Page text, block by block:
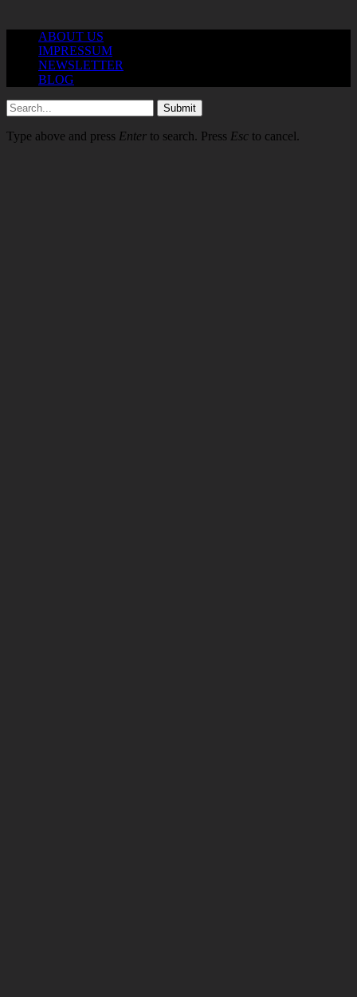
ABOUT US
IMPRESSUM
NEWSLETTER
BLOG
Submit
Type above and press Enter to search. Press Esc to cancel.